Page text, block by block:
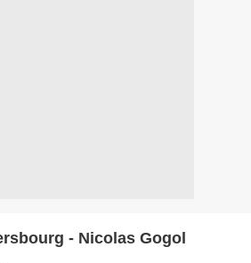
- Nicolas Gogol